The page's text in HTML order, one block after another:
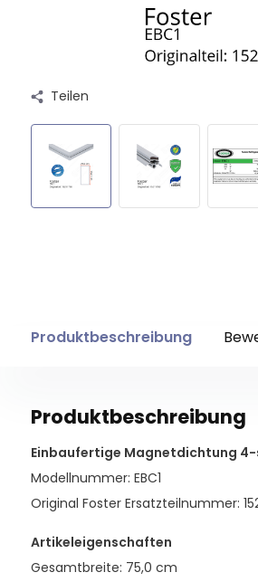
Teilen
Produktbeschreibung
Produktbeschreibung
Einbaufertige Magnetdichtung
Modellnummer: EBC1
Original Foster Ersatzteilnummer:
Artikeleigenschaften
Gesamtbreite: 75,0 cm